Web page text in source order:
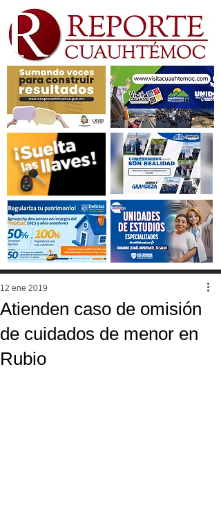
Atienden caso de omisión
de cuidados de menor en
Rubio
12 ene 2019